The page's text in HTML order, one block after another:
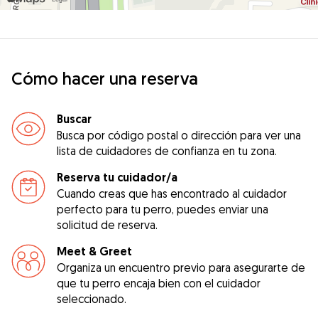
Cómo hacer una reserva
Buscar
Busca por código postal o dirección para ver una
lista de cuidadores de confianza en tu zona.
Reserva tu cuidador/a
Cuando creas que has encontrado al cuidador
perfecto para tu perro, puedes enviar una
solicitud de reserva.
Meet & Greet
Organiza un encuentro previo para asegurarte de
que tu perro encaja bien con el cuidador
seleccionado.